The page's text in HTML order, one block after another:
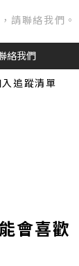
請聯絡我們。
絡我們
入追蹤清單
會喜歡